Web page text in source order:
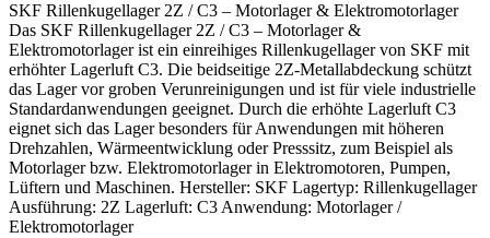
SKF Rillenkugellager 2Z / C3 – Motorlager & Elektromotorlager
Das SKF Rillenkugellager 2Z / C3 – Motorlager &
Elektromotorlager ist ein einreihiges Rillenkugellager von SKF mit
erhöhter Lagerluft C3. Die beidseitige 2Z-Metallabdeckung schützt
das Lager vor groben Verunreinigungen und ist für viele industrielle
Standardanwendungen geeignet. Durch die erhöhte Lagerluft C3
eignet sich das Lager besonders für Anwendungen mit höheren
Drehzahlen, Wärmeentwicklung oder Presssitz, zum Beispiel als
Motorlager bzw. Elektromotorlager in Elektromotoren, Pumpen,
Lüftern und Maschinen. Hersteller: SKF Lagertyp: Rillenkugellager
Ausführung: 2Z Lagerluft: C3 Anwendung: Motorlager /
Elektromotorlager